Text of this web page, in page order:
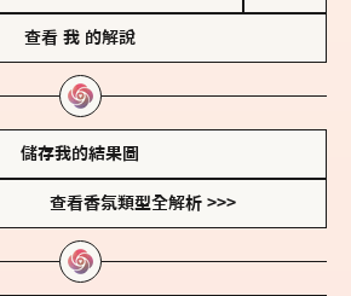
查看 我 的解說
儲存我的結果圖
查看香氛類型全解析 >>>